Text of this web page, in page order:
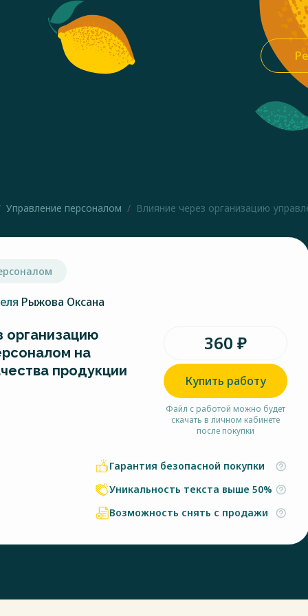
Управление персоналом Влияние через организацию
Рыжова Оксана
организацию
на
продукции
360 ₽
Купить работу
Файл с работой можно будет
скачать в личном кабинете
после покупки
Гарантия безопасной покупки
Уникальность текста выше 50%
Возможность снять с продажи